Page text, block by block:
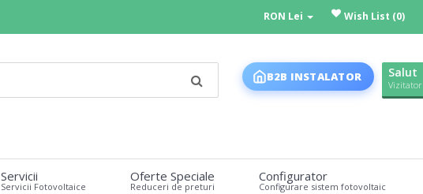
RON Lei Wish List (0)
B2B INSTALATOR Salut
Vizitator
Servicii
Servicii Fotovoltaice
Oferte Speciale
Reduceri de preturi
Configurator
Configurare sistem fotovoltaic